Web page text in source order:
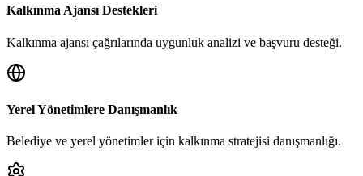
Kalkınma Ajansı Destekleri
Kalkınma ajansı çağrılarında uygunluk analizi ve başvuru desteği.
Yerel Yönetimlere Danışmanlık
Belediye ve yerel yönetimler için kalkınma stratejisi danışmanlığı.